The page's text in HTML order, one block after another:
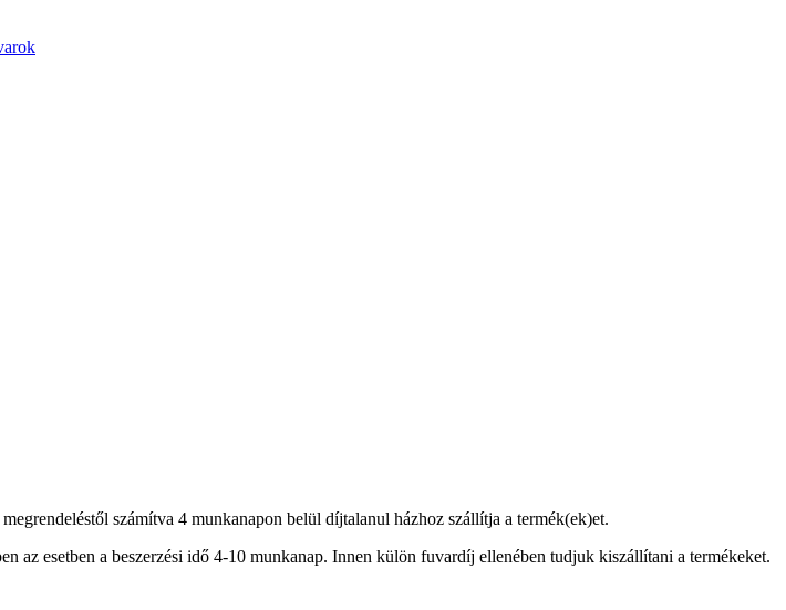
számítva 4 munkanapon belül díjtalanul házhoz szállítja a termék(ek)et.
esetben a beszerzési idő 4-10 munkanap. Innen külön fuvardíj ellenében tudjuk kiszállítani a termékeket.